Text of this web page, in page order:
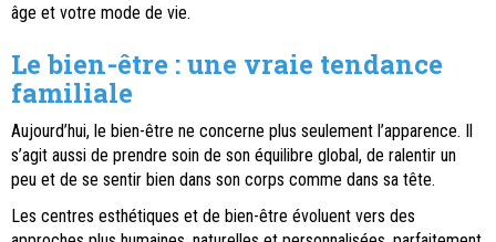
âge et votre mode de vie.
Le bien-être : une vraie tendance
familiale
Aujourd’hui, le bien-être ne concerne plus seulement l’apparence. Il
s’agit aussi de prendre soin de son équilibre global, de ralentir un
peu et de se sentir bien dans son corps comme dans sa tête.
Les centres esthétiques et de bien-être évoluent vers des